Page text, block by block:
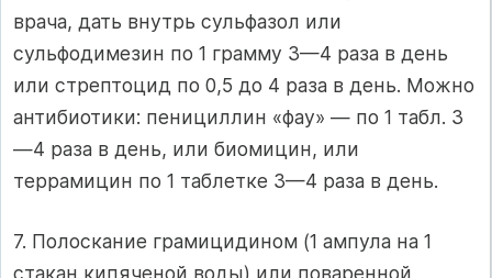
врача, дать внутрь сульфазол или
сульфодимезин по 1 грамму 3—4 раза в день
или стрептоцид по 0,5 до 4 раза в день. Можно
антибиотики: пенициллин «фау» — по 1 табл. 3
—4 раза в день, или биомицин, или
террамицин по 1 таблетке 3—4 раза в день.
7. Полоскание грамицидином (1 ампула на 1
стакан кипяченой воды) или поваренной